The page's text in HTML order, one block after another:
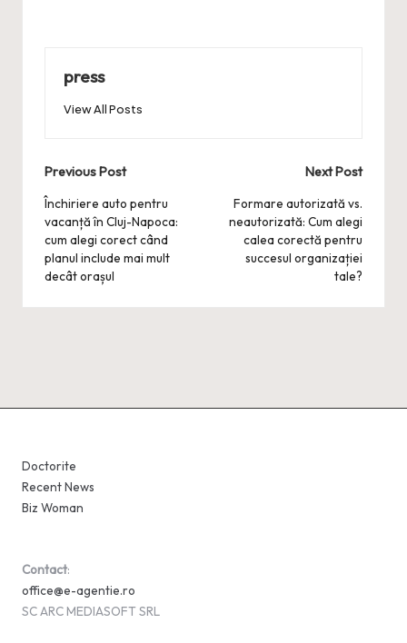
press
View All Posts
Post
navigation
Previous Post
Închiriere auto pentru
vacanță în Cluj-Napoca:
cum alegi corect când
planul include mai mult
decât orașul
Next Post
Formare autorizată vs.
neautorizată: Cum alegi
calea corectă pentru
succesul organizației
tale?
Doctorite
Recent News
Biz Woman
Contact:
office@e-agentie.ro
SC ARC MEDIASOFT SRL